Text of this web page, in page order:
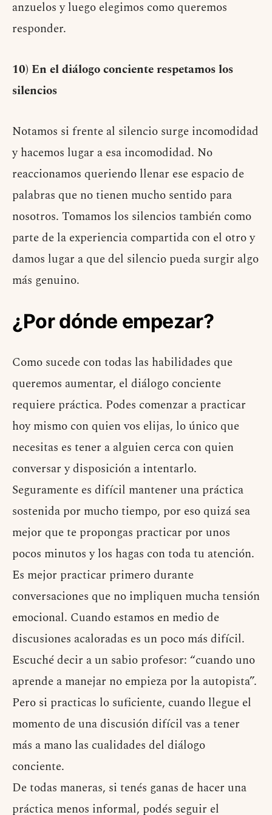
anzuelos y luego elegimos como queremos
responder.
10) En el diálogo conciente respetamos los
silencios
Notamos si frente al silencio surge incomodidad
y hacemos lugar a esa incomodidad. No
reaccionamos queriendo llenar ese espacio de
palabras que no tienen mucho sentido para
nosotros. Tomamos los silencios también como
parte de la experiencia compartida con el otro y
damos lugar a que del silencio pueda surgir algo
más genuino.
¿Por dónde empezar?
Como sucede con todas las habilidades que
queremos aumentar, el diálogo conciente
requiere práctica. Podes comenzar a practicar
hoy mismo con quien vos elijas, lo único que
necesitas es tener a alguien cerca con quien
conversar y disposición a intentarlo.
Seguramente es difícil mantener una práctica
sostenida por mucho tiempo, por eso quizá sea
mejor que te propongas practicar por unos
pocos minutos y los hagas con toda tu atención.
Es mejor practicar primero durante
conversaciones que no impliquen mucha tensión
emocional. Cuando estamos en medio de
discusiones acaloradas es un poco más difícil.
Escuché decir a un sabio profesor: “cuando uno
aprende a manejar no empieza por la autopista”.
Pero si practicas lo suficiente, cuando llegue el
momento de una discusión difícil vas a tener
más a mano las cualidades del diálogo
conciente.
De todas maneras, si tenés ganas de hacer una
práctica menos informal, podés seguir el